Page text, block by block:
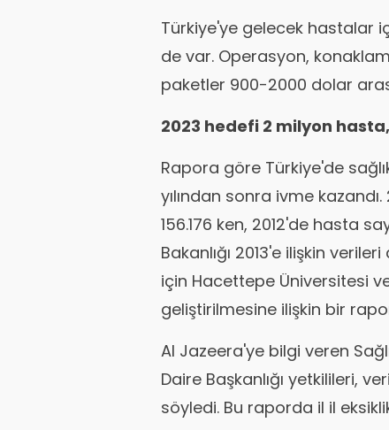
Türkiye'ye gelecek hastalar
de var. Operasyon,
paketler 900-2000 dolar
2023 hedefi 2 milyon
Rapora göre Türkiye'de
yılından sonra ivme
156.176 ken, 2012'de hasta
Bakanlığı 2013'e ilişkin
için Hacettepe Üniversitesi
geliştirilmesine ilişkin bir
Al Jazeera'ye bilgi veren
Daire Başkanlığı yetkilileri,
söyledi. Bu raporda il il